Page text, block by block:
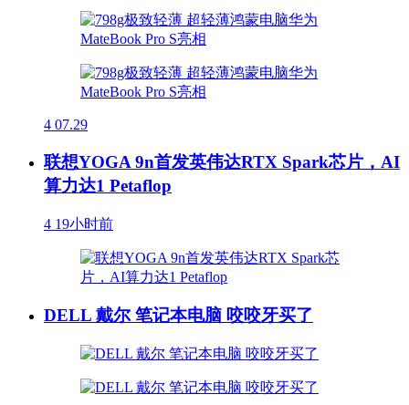
4 07.29
联想YOGA 9n首发英伟达RTX Spark芯片，AI
算力达1 Petaflop
4 19小时前
DELL 戴尔 笔记本电脑 咬咬牙买了